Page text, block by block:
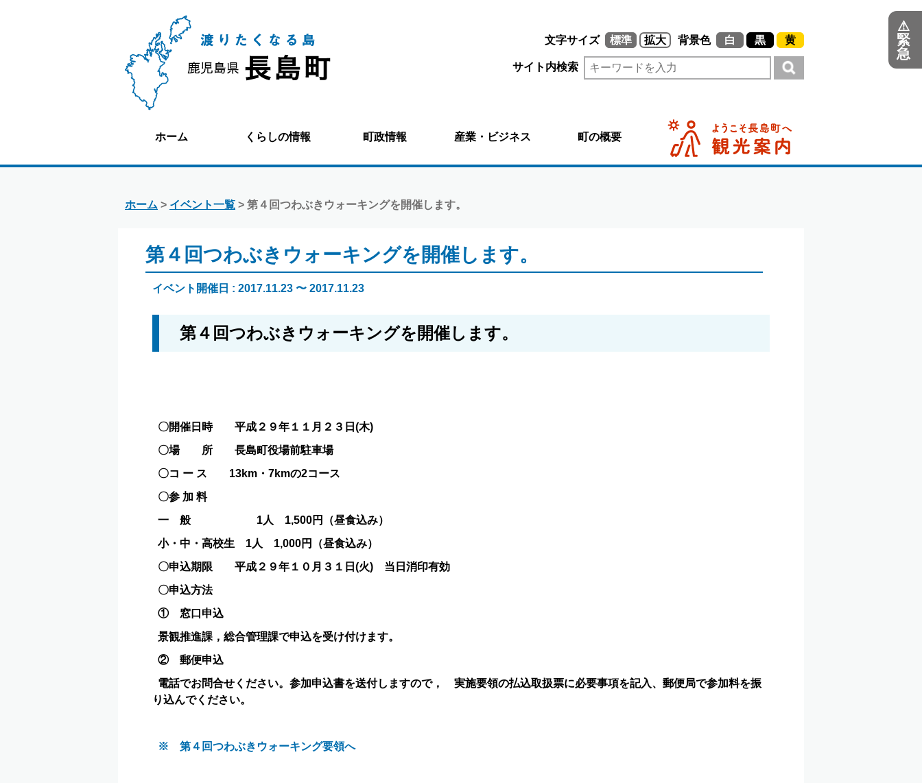
背景色 白 黒 黄
文字サイズ 標準 拡大
サイト内検索
⚠
緊
急
ホーム くらしの情報 町政情報 産業・ビジネス 町の概要
ホーム > イベント一覧 > 第４回つわぶきウォーキングを開催します。
第４回つわぶきウォーキングを開催します。
イベント開催日 : 2017.11.23 〜 2017.11.23
第４回つわぶきウォーキングを開催します。
〇開催日時 平成２９年１１月２３日(木)
〇場 所 長島町役場前駐車場
〇コ ー ス 13km・7kmの2コース
〇参 加 料
一 般 1人 1,500円（昼食込み）
小・中・高校生 1人 1,000円（昼食込み）
〇申込期限 平成２９年１０月３１日(火) 当日消印有効
〇申込方法
① 窓口申込
景観推進課，総合管理課で申込を受け付けます。
② 郵便申込
電話でお問合せください。参加申込書を送付しますので， 実施要領の払込取扱票に必要事項を記入、郵便局で参加料を振
り込んでください。
※ 第４回つわぶきウォーキング要領へ